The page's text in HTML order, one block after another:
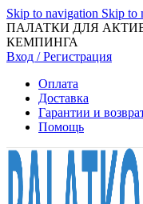
Skip to navigation Skip to
ПАЛАТКИ ДЛЯ
КЕМПИНГА
Вход / Регистрация
Оплата
Доставка
Гарантии и
Помощь